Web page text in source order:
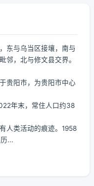
东与乌当区接壤，南与
邻，北与修文县交界。
贵阳市，为贵阳市中心
年末，常住人口约38
人类活动的痕迹。1958
...